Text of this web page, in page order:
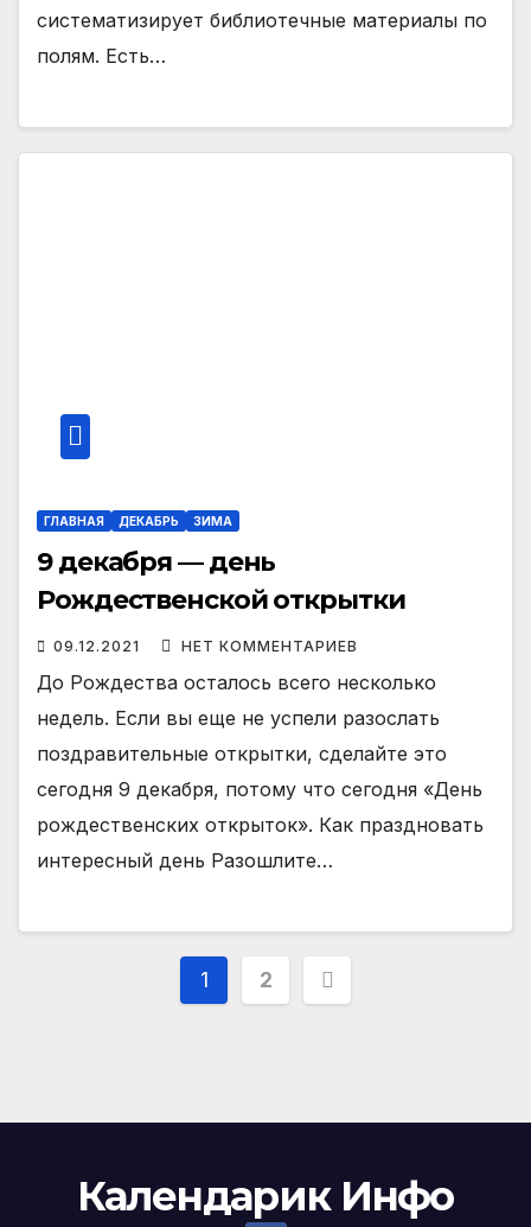
систематизирует библиотечные материалы по
полям. Есть…
ГЛАВНАЯ ДЕКАБРЬ ЗИМА
9 декабря — день
Рождественской открытки
09.12.2021 НЕТ КОММЕНТАРИЕВ
До Рождества осталось всего несколько
недель. Если вы еще не успели разослать
поздравительные открытки, сделайте это
сегодня 9 декабря, потому что сегодня «День
рождественских открыток». Как праздновать
интересный день Разошлите…
Пагинация
1 2
Календарик Инфо